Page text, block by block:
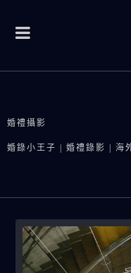
婚禮攝影
婚錄小王子 | 婚禮錄影 | 海